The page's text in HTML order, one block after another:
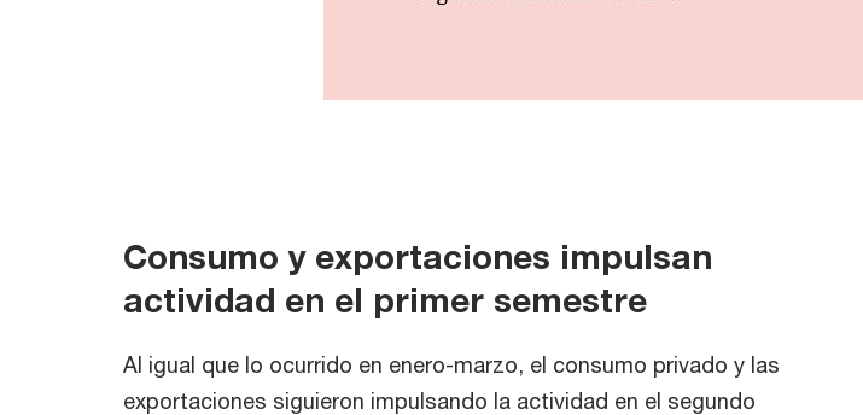
Consumo y exportaciones impulsan
actividad en el primer semestre
Al igual que lo ocurrido en enero-marzo, el consumo privado y las
exportaciones siguieron impulsando la actividad en el segundo